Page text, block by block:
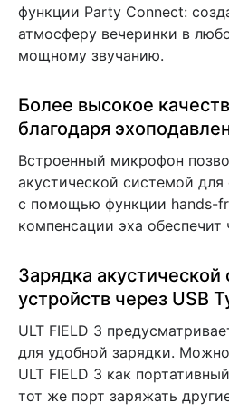
функции Party Connect:
атмосферу вечеринки в
мощному звучанию.
Более высокое
благодаря
Встроенный микрофон
акустической системой
с помощью функции hands-
компенсации эха обеспечит
Зарядка
устройств через USB
ULT FIELD 3
для удобной зарядки.
ULT FIELD 3 как
тот же порт заряжать